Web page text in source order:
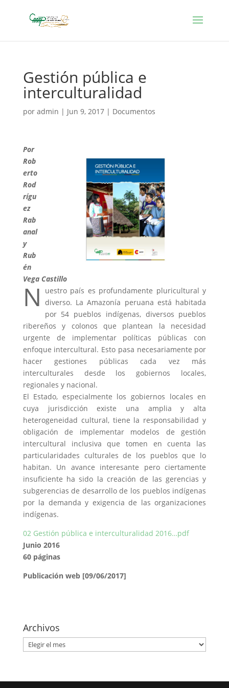
Gestión pública e
interculturalidad
por admin | Jun 9, 2017| Documentos
Por
Rob
erto
Rod
rígu
ez
Rab
anal
y
Rub
én
Vega Castillo
N
uestro país es profundamente pluricultural y
diverso. La Amazonía peruana está habitada
por 54 pueblos indígenas, diversos pueblos
ribereños y colonos que plantean la necesidad
urgente de implementar políticas públicas con
enfoque intercultural. Esto pasa necesariamente por
hacer gestiones públicas cada vez más
interculturales desde los gobiernos locales,
regionales y nacional.
El Estado, especialmente los gobiernos locales en
cuya jurisdicción existe una amplia y alta
heterogeneidad cultural, tiene la responsabilidad y
obligación de implementar modelos de gestión
intercultural inclusiva que tomen en cuenta las
particularidades culturales de los pueblos que lo
habitan. Un avance interesante pero ciertamente
insuficiente ha sido la creación de las gerencias y
subgerencias de desarrollo de los pueblos indígenas
por la demanda y exigencia de las organizaciones
indígenas.
02 Gestión pública e interculturalidad 2016…pdf
Junio 2016
60 páginas
Publicación web [09/06/2017]
Archivos
Archivos